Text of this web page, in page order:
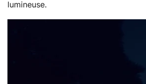
lumineuse.